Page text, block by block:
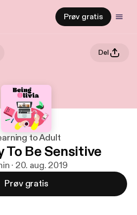
Prøv gratis
Del
to Adult
To Be Sensitive
· 20. aug. 2019
Prøv gratis